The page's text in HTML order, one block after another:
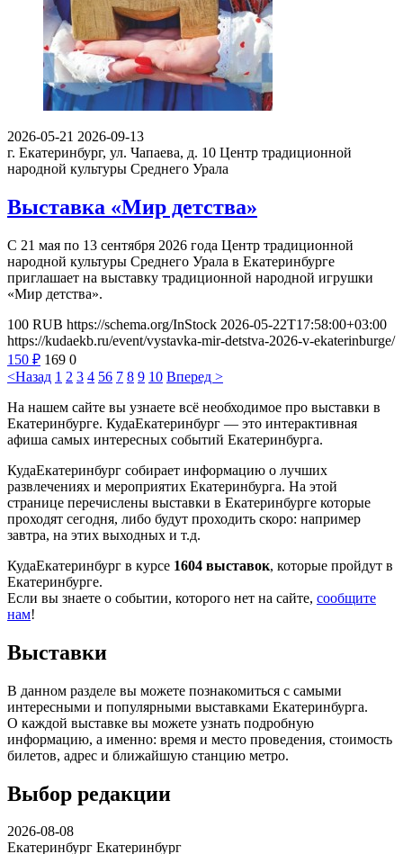
2026-05-21 2026-09-13
г. Екатеринбург, ул. Чапаева, д. 10 Центр традиционной
народной культуры Среднего Урала
Выставка «Мир детства»
С 21 мая по 13 сентября 2026 года Центр традиционной
народной культуры Среднего Урала в Екатеринбурге
приглашает на выставку традиционной народной игрушки
«Мир детства».
100 RUB https://schema.org/InStock 2026-05-22T17:58:00+03:00
https://kudaekb.ru/event/vystavka-mir-detstva-2026-v-ekaterinburge/
150 ₽ 169 0
<Назад 1 2 3 4 56 7 8 9 10 Вперед >
На нашем сайте вы узнаете всё необходимое про выставки в
Екатеринбурге. КудаЕкатеринбург — это интерактивная
афиша самых интересных событий Екатеринбурга.
КудаЕкатеринбург собирает информацию о лучших
развлечениях и мероприятих Екатеринбурга. На этой
странице перечислены выставки в Екатеринбурге которые
проходят сегодня, либо будут проходить скоро: например
завтра, на этих выходных и т.д.
КудаЕкатеринбург в курсе 1604 выставок, которые пройдут в
Екатеринбурге.
Если вы знаете о событии, которого нет на сайте, сообщите
нам!
Выставки
В данном разделе вы можете познакомиться с самыми
интересными и популярными выставками Екатеринбурга.
О каждой выставке вы можете узнать подробную
информацию, а именно: время и место проведения, стоимость
билетов, адрес и ближайшую станцию метро.
Выбор редакции
2026-08-08
Екатеринбург Екатеринбург